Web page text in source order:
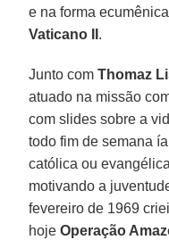
e na forma
Vaticano II .
Junto comThomaz
atuado na missão
com slides sobre a
todo fim de semana
católica ou
motivando a
fevereiro de 1969
hojeOperação